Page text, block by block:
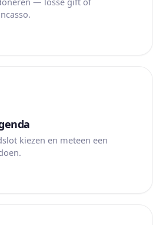
kiezen en meteen een